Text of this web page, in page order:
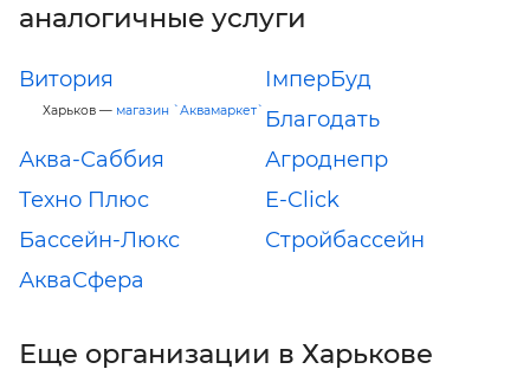
аналогичные услуги
Витория
Харьков — магазин `Аквамаркет`
ІмперБуд
Благодать
Аква-Саббия
Агроднепр
Техно Плюс
E-Click
Бассейн-Люкс
Стройбассейн
АкваСфера
Еще организации в Харькове